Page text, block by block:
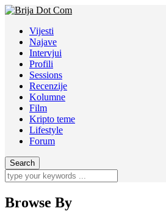
Vijesti
Najave
Intervjui
Profili
Sessions
Recenzije
Kolumne
Film
Kripto teme
Lifestyle
Forum
Browse By